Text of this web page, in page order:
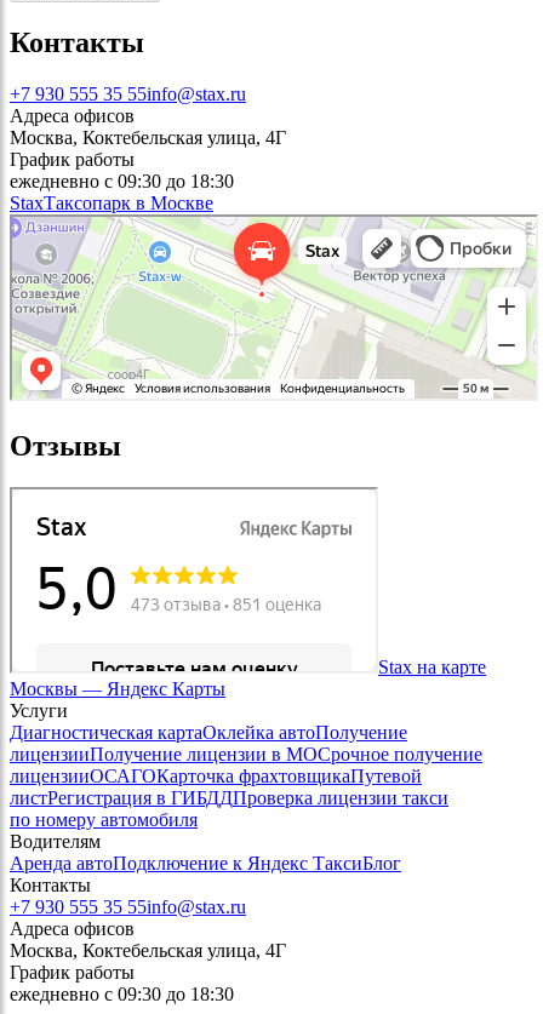
Контакты
+7 930 555 35 55info@stax.ru
Адреса офисов
Москва, Коктебельская улица, 4Г
График работы
ежедневно с 09:30 до 18:30
StaxТаксопарк в Москве
Отзывы
Stax на карте
Москвы — Яндекс Карты
Услуги
Диагностическая картаОклейка автоПолучение
лицензииПолучение лицензии в МОСрочное получение
лицензииОСАГОКарточка фрахтовщикаПутевой
листРегистрация в ГИБДДПроверка лицензии такси
по номеру автомобиля
Водителям
Аренда автоПодключение к Яндекс ТаксиБлог
Контакты
+7 930 555 35 55info@stax.ru
Адреса офисов
Москва, Коктебельская улица, 4Г
График работы
ежедневно с 09:30 до 18:30